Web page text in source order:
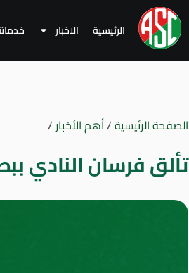
الرئيسية الاخبار
الصفحة الرئيسية/أهم الأخبار/
تألق فرسان النادي